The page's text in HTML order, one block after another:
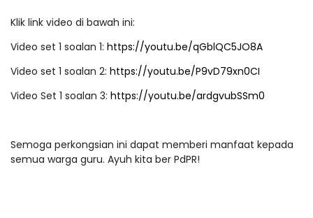
Klik link video di bawah ini:
Video set 1 soalan 1: https://youtu.be/qGblQC5JO8A
Video set 1 soalan 2: https://youtu.be/P9vD79xn0CI
Video Set 1 soalan 3: https://youtu.be/ardgvubSSm0
Semoga perkongsian ini dapat memberi manfaat kepada
semua warga guru. Ayuh kita ber PdPR!